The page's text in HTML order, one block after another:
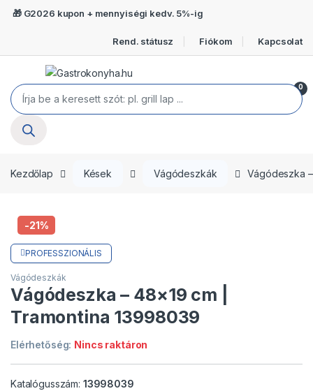
Ugrás a navigációhoz
Ugrás a tartalomra
🎁 G2026 kupon + mennyiségi kedv. 5%-ig
Rend. státusz Fiókom Kapcsolat
Open
0
Termékek keresése
Kezdőlap Kések Vágódeszkák Vágódeszka
-21%
PROFESSZIONÁLIS
Vágódeszkák
Vágódeszka – 48×19 cm |
Tramontina 13998039
Elérhetőség: Nincs raktáron
Katalógusszám: 13998039